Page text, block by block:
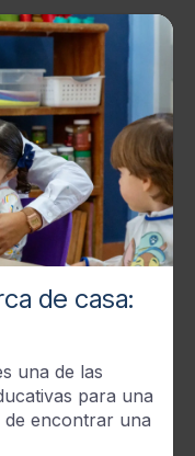
de casa:
una de las
para una
de encontrar una